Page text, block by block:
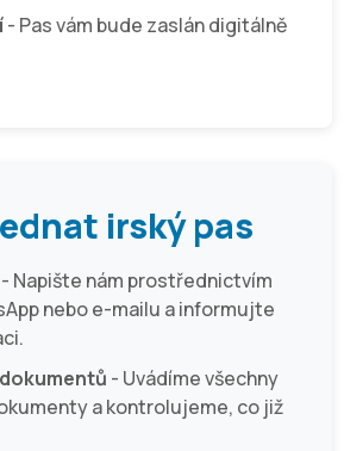
- Pas vám bude zaslán digitálně
irský pas
- Napište nám prostřednictvím
nebo e-mailu a informujte
- Uvádíme všechny
a kontrolujeme, co již